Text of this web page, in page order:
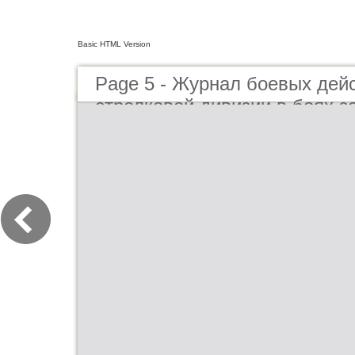
Basic HTML Version
Page 5 - Журнал боевых
стрелковой дивизии в боях